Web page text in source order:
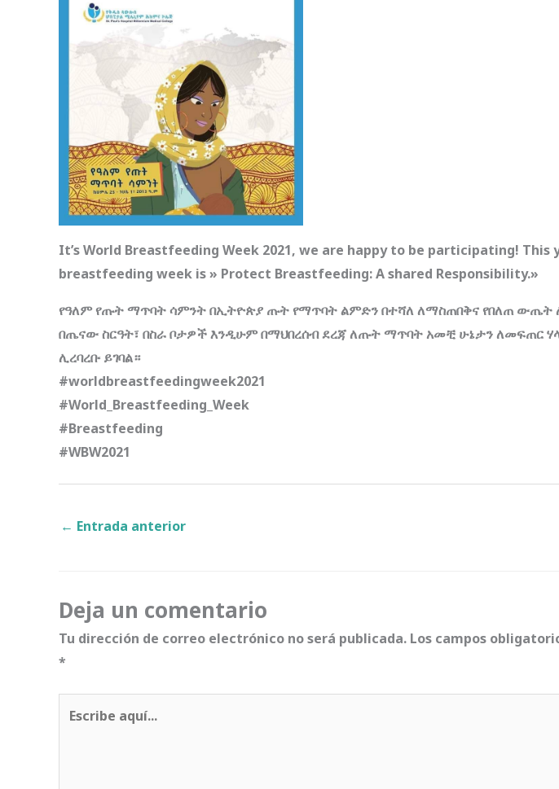
It’s World Breastfeeding Week 2021, we are happy to be participating!
breastfeeding week is » Protect Breastfeeding: A shared Responsibility.»
የዓለም የጡት ማጥባት ሳምንት በኢትዮጵያ ጡት የማጥባት ልምድን በተሻለ ለማስጠበቅና የበለጠ ውጤት
በጤናው ስርዓት፣ በስራ ቦታዎች እንዲሁም በማህበረሰብ ደረጃ ለጡት ማጥባት አመቺ ሁኔታን ለመፍጠር
ሊረባረቡ ይገባል።
#worldbreastfeedingweek2021
#World_Breastfeeding_Week
#Breastfeeding
#WBW2021
← Entrada anterior
Deja un comentario
Tu dirección de correo electrónico no será publicada. Los campos
*